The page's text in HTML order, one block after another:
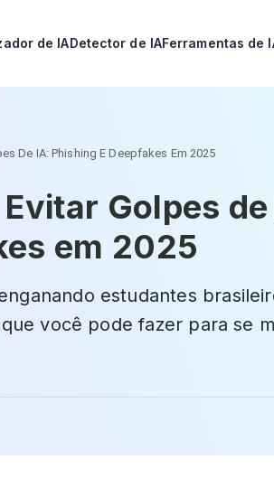
de IADetector de IAFerramentas de
De IA: Phishing E Deepfakes Em 2025
Golpes de
em 2025
estudantes
você pode fazer para se